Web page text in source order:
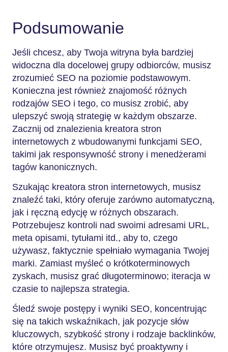
Podsumowanie
Jeśli chcesz, aby Twoja witryna była bardziej
widoczna dla docelowej grupy odbiorców, musisz
zrozumieć SEO na poziomie podstawowym.
Konieczna jest również znajomość różnych
rodzajów SEO i tego, co musisz zrobić, aby
ulepszyć swoją strategię w każdym obszarze.
Zacznij od znalezienia kreatora stron
internetowych z wbudowanymi funkcjami SEO,
takimi jak responsywność strony i menedżerami
tagów kanonicznych.
Szukając kreatora stron internetowych, musisz
znaleźć taki, który oferuje zarówno automatyczną,
jak i ręczną edycję w różnych obszarach.
Potrzebujesz kontroli nad swoimi adresami URL,
meta opisami, tytułami itd., aby to, czego
używasz, faktycznie spełniało wymagania Twojej
marki. Zamiast myśleć o krótkoterminowych
zyskach, musisz grać długoterminowo; iteracja w
czasie to najlepsza strategia.
Śledź swoje postępy i wyniki SEO, koncentrując
się na takich wskaźnikach, jak pozycje słów
kluczowych, szybkość strony i rodzaje backlinków,
które otrzymujesz. Musisz być proaktywny i